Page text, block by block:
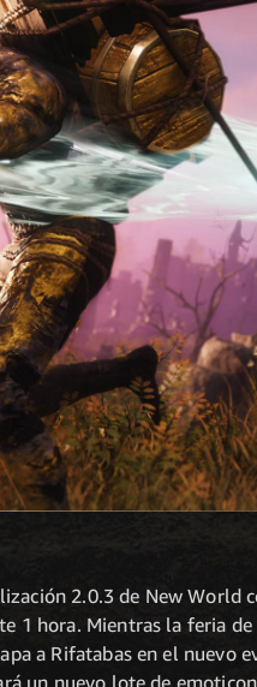
2.0.3 de New World
1 hora. Mientras la feria
a Rifatabas en el nuevo
un nuevo lote de